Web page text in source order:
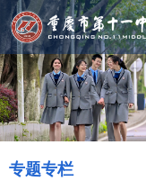
专题专栏